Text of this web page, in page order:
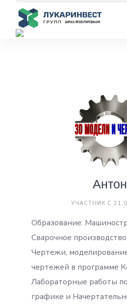
content
Антон
УЧАСТНИК С
Образование:
Сварочное производство.
Чертежи,
чертежей в программе
Лабораторные работы
графике и